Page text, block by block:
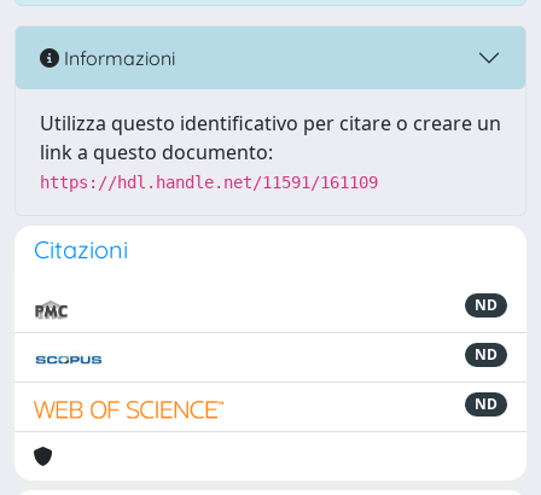
Informazioni
Utilizza questo identificativo per citare o creare un
link a questo documento:
https://hdl.handle.net/11591/161109
Citazioni
ND
ND
ND